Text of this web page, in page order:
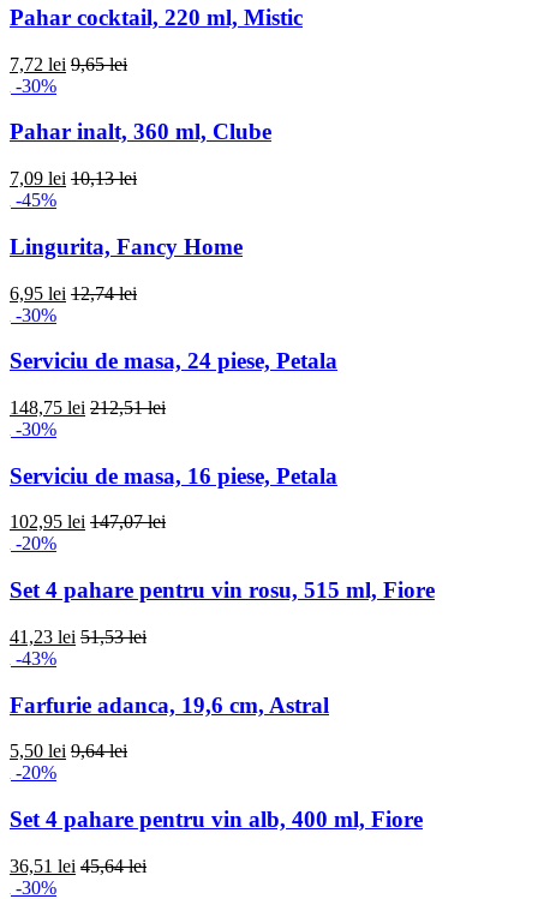
Pahar cocktail, 220 ml, Mistic
7,72 lei 9,65 lei
-30%
Pahar inalt, 360 ml, Clube
7,09 lei 10,13 lei
-45%
Lingurita, Fancy Home
6,95 lei 12,74 lei
-30%
Serviciu de masa, 24 piese, Petala
148,75 lei 212,51 lei
-30%
Serviciu de masa, 16 piese, Petala
102,95 lei 147,07 lei
-20%
Set 4 pahare pentru vin rosu, 515 ml, Fiore
41,23 lei 51,53 lei
-43%
Farfurie adanca, 19,6 cm, Astral
5,50 lei 9,64 lei
-20%
Set 4 pahare pentru vin alb, 400 ml, Fiore
36,51 lei 45,64 lei
-30%